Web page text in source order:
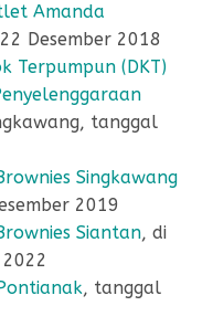
Amanda
Desember 2018
Terpumpun (DKT)
tanggal
Singkawang
2019
Siantan, di
, tanggal